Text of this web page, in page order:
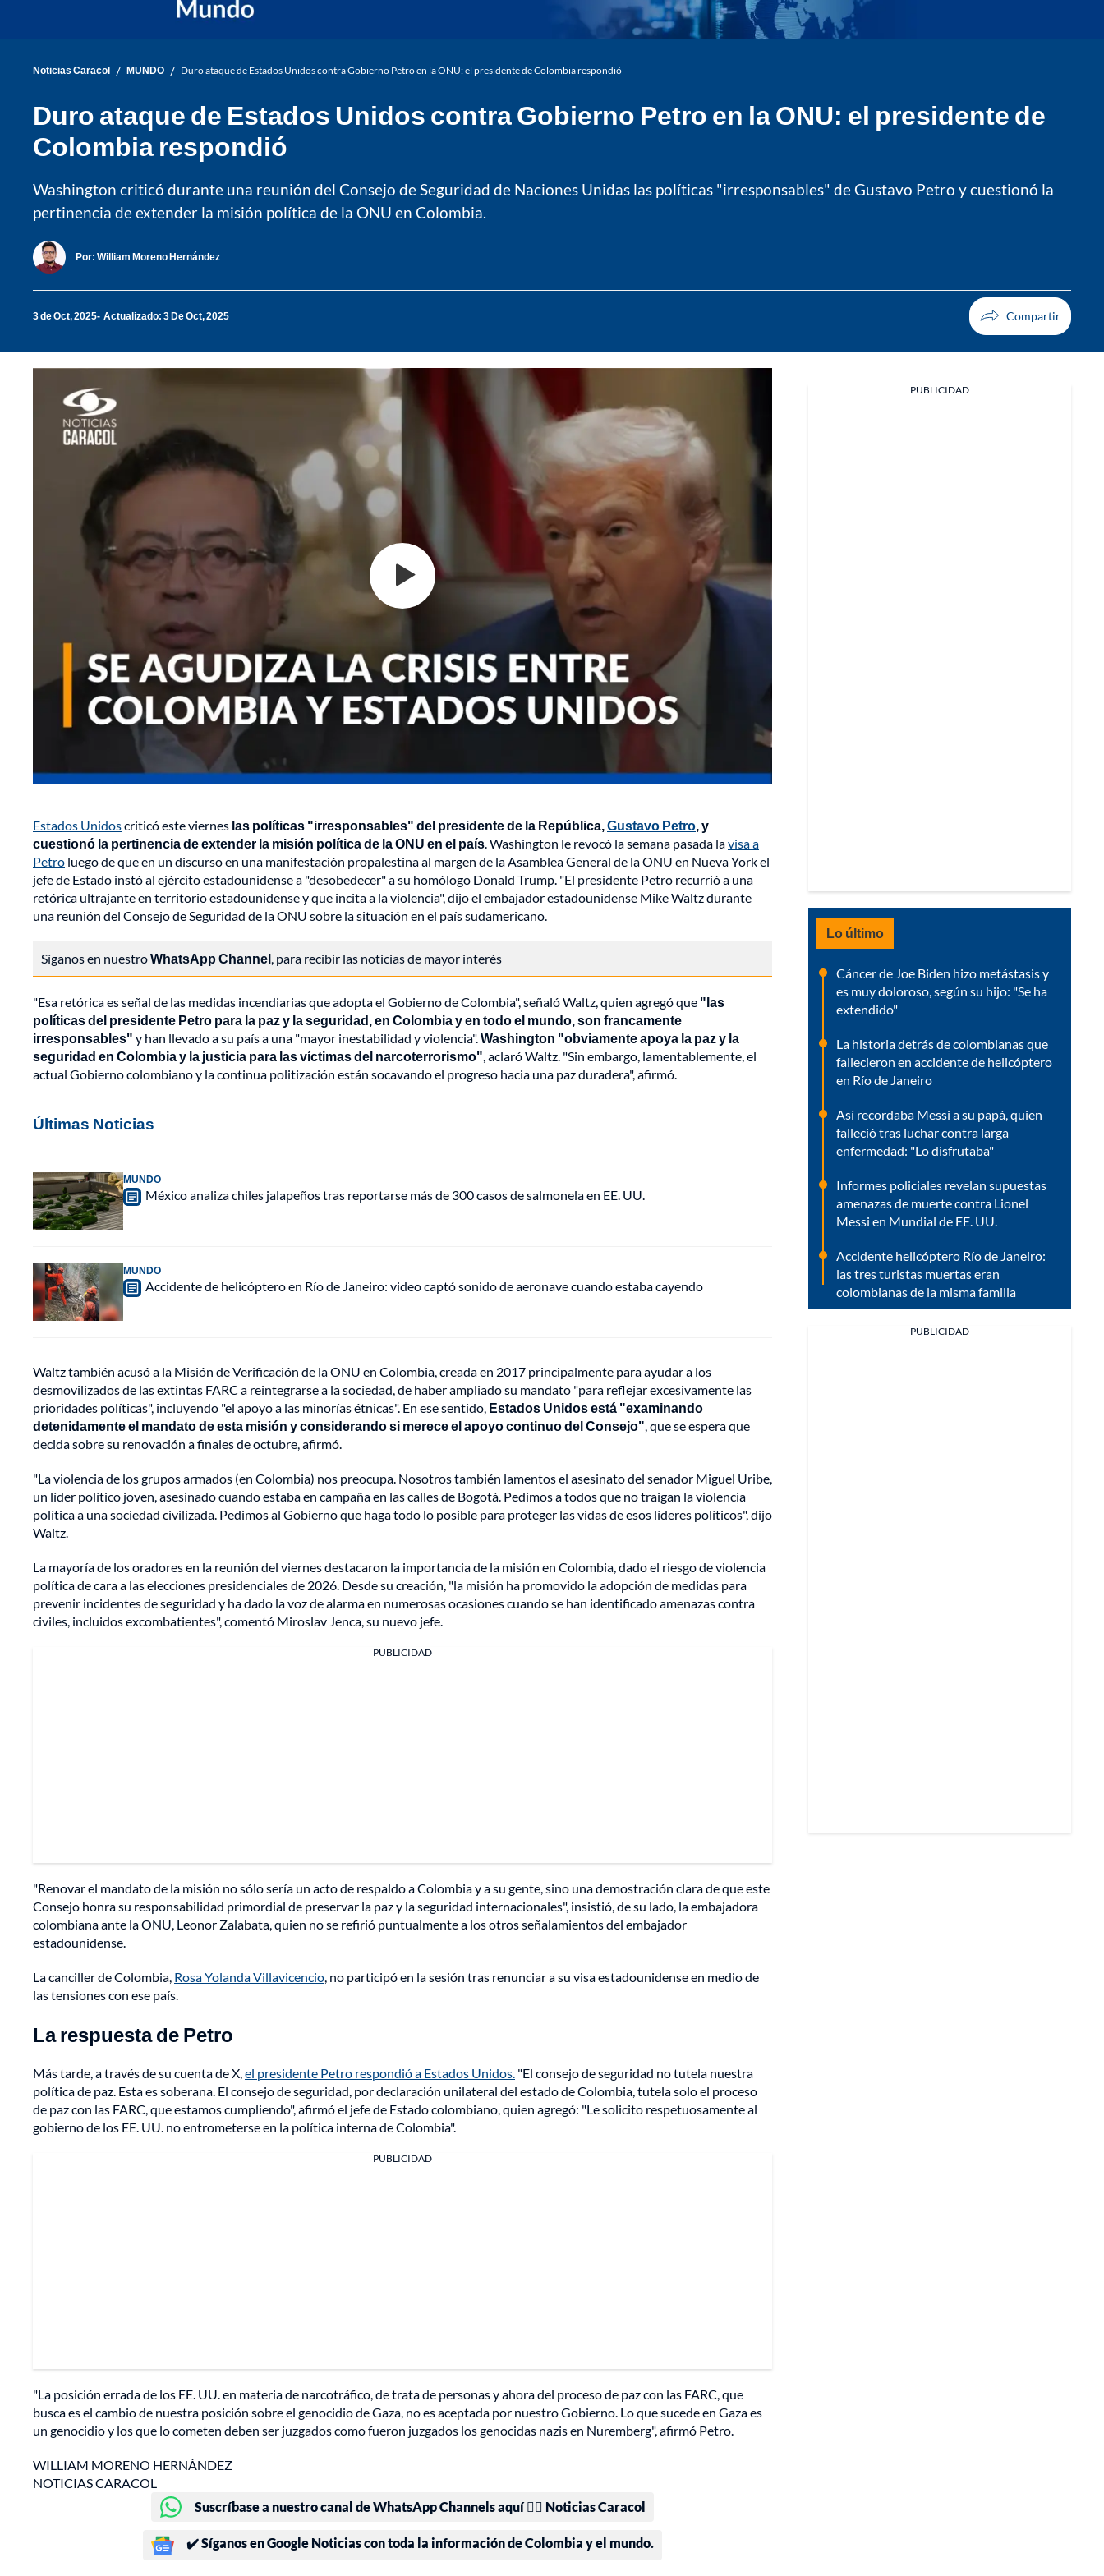
Noticias Caracol / MUNDO / Duro ataque de Estados Unidos contra Gobierno Petro en la ONU: el presidente de Colombia respondió
Duro ataque de Estados Unidos contra Gobierno Petro en la ONU: el presidente de
Colombia respondió
Washington criticó durante una reunión del Consejo de Seguridad de Naciones Unidas las políticas "irresponsables" de Gustavo Petro y cuestionó la
pertinencia de extender la misión política de la ONU en Colombia.
Por: William Moreno Hernández
3 de Oct, 2025 Actualizado: 3 De Oct, 2025
Estados Unidoscriticó este viernes las políticas "irresponsables" del presidente de la República,Gustavo Petro, y
cuestionó la pertinencia de extender la misión política de la ONU en el país. Washington le revocó la semana pasada lavisa a
Petro luego de que en un discurso en una manifestación propalestina al margen de la Asamblea General de la ONU en Nueva York el
jefe de Estado instó al ejército estadounidense a "desobedecer" a su homólogo Donald Trump. "El presidente Petro recurrió a una
retórica ultrajante en territorio estadounidense y que incita a la violencia", dijo el embajador estadounidense Mike Waltz durante
una reunión del Consejo de Seguridad de la ONU sobre la situación en el país sudamericano.
Síganos en nuestroWhatsApp Channel, para recibir las noticias de mayor interés
"Esa retórica es señal de las medidas incendiarias que adopta el Gobierno de Colombia", señaló Waltz, quien agregó que "las
políticas del presidente Petro para la paz y la seguridad, en Colombia y en todo el mundo, son francamente
irresponsables" y han llevado a su país a una "mayor inestabilidad y violencia".Washington "obviamente apoya la paz y la
seguridad en Colombia y la justicia para las víctimas del narcoterrorismo", aclaró Waltz. "Sin embargo, lamentablemente, el
actual Gobierno colombiano y la continua politización están socavando el progreso hacia una paz duradera", afirmó.
Últimas Noticias
MUNDO
México analiza chiles jalapeños tras reportarse más de 300 casos de salmonela en EE. UU.
MUNDO
Accidente de helicóptero en Río de Janeiro: video captó sonido de aeronave cuando estaba cayendo
Waltz también acusó a la Misión de Verificación de la ONU en Colombia, creada en 2017 principalmente para ayudar a los
desmovilizados de las extintas FARC a reintegrarse a la sociedad, de haber ampliado su mandato "para reflejar excesivamente las
prioridades políticas", incluyendo "el apoyo a las minorías étnicas". En ese sentido, Estados Unidos está "examinando
detenidamente el mandato de esta misión y considerando si merece el apoyo continuo del Consejo", que se espera que
decida sobre su renovación a finales de octubre, afirmó.
"La violencia de los grupos armados (en Colombia) nos preocupa. Nosotros también lamentos el asesinato del senador Miguel Uribe,
un líder político joven, asesinado cuando estaba en campaña en las calles de Bogotá. Pedimos a todos que no traigan la violencia
política a una sociedad civilizada. Pedimos al Gobierno que haga todo lo posible para proteger las vidas de esos líderes políticos", dijo
Waltz.
La mayoría de los oradores en la reunión del viernes destacaron la importancia de la misión en Colombia, dado el riesgo de violencia
política de cara a las elecciones presidenciales de 2026. Desde su creación, "la misión ha promovido la adopción de medidas para
prevenir incidentes de seguridad y ha dado la voz de alarma en numerosas ocasiones cuando se han identificado amenazas contra
civiles, incluidos excombatientes", comentó Miroslav Jenca, su nuevo jefe.
PUBLICIDAD
"Renovar el mandato de la misión no sólo sería un acto de respaldo a Colombia y a su gente, sino una demostración clara de que este
Consejo honra su responsabilidad primordial de preservar la paz y la seguridad internacionales", insistió, de su lado, la embajadora
colombiana ante la ONU, Leonor Zalabata, quien no se refirió puntualmente a los otros señalamientos del embajador
estadounidense.
La canciller de Colombia, Rosa Yolanda Villavicencio, no participó en la sesión tras renunciar a su visa estadounidense en medio de
las tensiones con ese país.
La respuesta de Petro
Más tarde, a través de su cuenta de X,el presidente Petro respondió a Estados Unidos. "El consejo de seguridad no tutela nuestra
política de paz. Esta es soberana. El consejo de seguridad, por declaración unilateral del estado de Colombia, tutela solo el proceso
de paz con las FARC, que estamos cumpliendo", afirmó el jefe de Estado colombiano, quien agregó: "Le solicito respetuosamente al
gobierno de los EE. UU. no entrometerse en la política interna de Colombia".
PUBLICIDAD
"La posición errada de los EE. UU. en materia de narcotráfico, de trata de personas y ahora del proceso de paz con las FARC, que
busca es el cambio de nuestra posición sobre el genocidio de Gaza, no es aceptada por nuestro Gobierno. Lo que sucede en Gaza es
un genocidio y los que lo cometen deben ser juzgados como fueron juzgados los genocidas nazis en Nuremberg", afirmó Petro.
WILLIAM MORENO HERNÁNDEZ
NOTICIAS CARACOL
Suscríbase a nuestro canal de WhatsApp Channels aquí 👉🏻 Noticias Caracol
✔️ Síganos en Google Noticias con toda la información de Colombia y el mundo.
PUBLICIDAD
Lo último
Cáncer de Joe Biden hizo metástasis y
es muy doloroso, según su hijo: "Se ha
extendido"
La historia detrás de colombianas que
fallecieron en accidente de helicóptero
en Río de Janeiro
Así recordaba Messi a su papá, quien
falleció tras luchar contra larga
enfermedad: "Lo disfrutaba"
Informes policiales revelan supuestas
amenazas de muerte contra Lionel
Messi en Mundial de EE. UU.
Accidente helicóptero Río de Janeiro:
las tres turistas muertas eran
colombianas de la misma familia
PUBLICIDAD